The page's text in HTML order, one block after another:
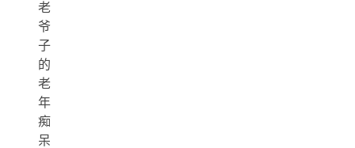
老
爷
子
的
老
年
痴
呆